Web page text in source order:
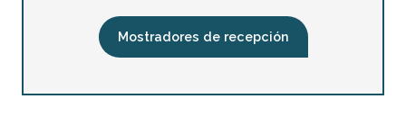
Mostradores de recepción